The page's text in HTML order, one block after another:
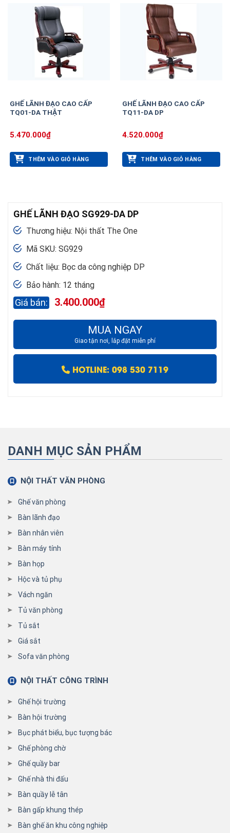
GHẾ LÃNH ĐẠO CAO CẤP
TQ01-DA THẬT
5.470.000₫
THÊM VÀO GIỎ HÀNG
GHẾ LÃNH ĐẠO CAO CẤP
TQ11-DA DP
4.520.000₫
THÊM VÀO GIỎ HÀNG
GHẾ LÃNH ĐẠO SG929-DA DP
Thương hiệu: Nội thất The One
Mã SKU: SG929
Chất liệu: Bọc da công nghiệp DP
Bảo hành: 12 tháng
3.400.000₫
MUA NGAY
Giao tận nơi, lắp đặt miễn phí
HOTLINE: 098 530 7119
DANH MỤC SẢN PHẨM
NỘI THẤT VĂN PHÒNG
Ghế văn phòng
Bàn lãnh đạo
Bàn nhân viên
Bàn máy tính
Bàn họp
Hộc và tủ phụ
Vách ngăn
Tủ văn phòng
Tủ sắt
Giá sắt
Sofa văn phòng
NỘI THẤT CÔNG TRÌNH
Ghế hội trường
Bàn hội trường
Bục phát biểu, bục tượng bác
Ghế phòng chờ
Ghế quầy bar
Ghế nhà thi đấu
Bàn quầy lễ tân
Bàn gấp khung thép
Bàn ghế ăn khu công nghiệp